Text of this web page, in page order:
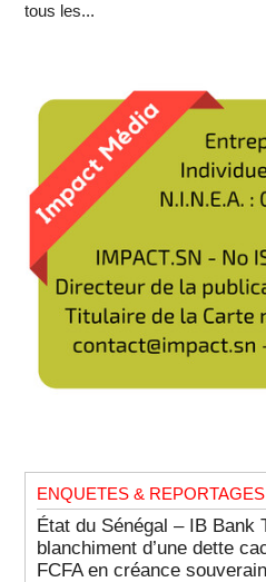
tous les...
ENQUETES & REPORTAGES
État du Sénégal – IB Bank
blanchiment d’une dette
FCFA en créance